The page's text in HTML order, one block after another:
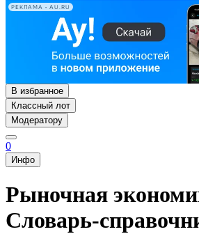
РЕКЛАМА • AU.RU
В избранное
Классный лот
Модератору
0
Инфо
Рыночная
Словарь-